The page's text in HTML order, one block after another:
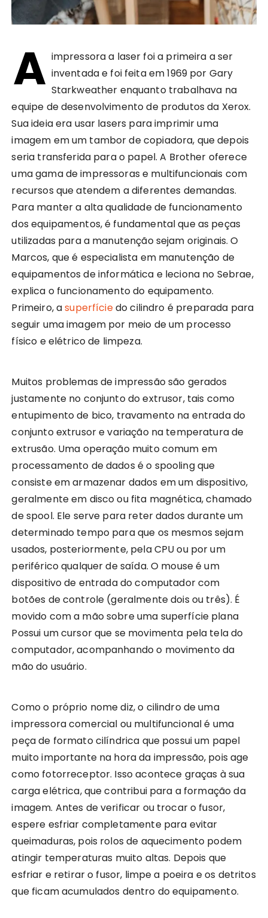
A impressora a laser foi a primeira a ser
inventada e foi feita em 1969 por Gary
Starkweather enquanto trabalhava na
equipe de desenvolvimento de produtos da Xerox.
Sua ideia era usar lasers para imprimir uma
imagem em um tambor de copiadora, que depois
seria transferida para o papel. A Brother oferece
uma gama de impressoras e multifuncionais com
recursos que atendem a diferentes demandas.
Para manter a alta qualidade de funcionamento
dos equipamentos, é fundamental que as peças
utilizadas para a manutenção sejam originais. O
Marcos, que é especialista em manutenção de
equipamentos de informática e leciona no Sebrae,
explica o funcionamento do equipamento.
Primeiro, asuperfíciedo cilindro é preparada para
seguir uma imagem por meio de um processo
físico e elétrico de limpeza.
Muitos problemas de impressão são gerados
justamente no conjunto do extrusor, tais como
entupimento de bico, travamento na entrada do
conjunto extrusor e variação na temperatura de
extrusão. Uma operação muito comum em
processamento de dados é o spooling que
consiste em armazenar dados em um dispositivo,
geralmente em disco ou fita magnética, chamado
de spool. Ele serve para reter dados durante um
determinado tempo para que os mesmos sejam
usados, posteriormente, pela CPU ou por um
periférico qualquer de saída. O mouse é um
dispositivo de entrada do computador com
botões de controle (geralmente dois ou três). É
movido com a mão sobre uma superfície plana
Possui um cursor que se movimenta pela tela do
computador, acompanhando o movimento da
mão do usuário.
Como o próprio nome diz, o cilindro de uma
impressora comercial ou multifuncional é uma
peça de formato cilíndrica que possui um papel
muito importante na hora da impressão, pois age
como fotorreceptor. Isso acontece graças à sua
carga elétrica, que contribui para a formação da
imagem. Antes de verificar ou trocar o fusor,
espere esfriar completamente para evitar
queimaduras, pois rolos de aquecimento podem
atingir temperaturas muito altas. Depois que
esfriar e retirar o fusor, limpe a poeira e os detritos
que ficam acumulados dentro do equipamento.